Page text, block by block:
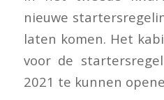
nieuwe
laten komen. Het
voor de
2021 te kunnen